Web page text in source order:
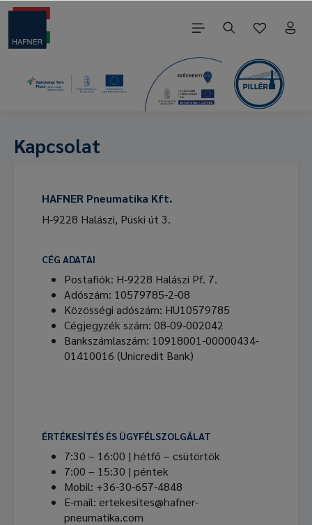
Kapcsolat
HAFNER Pneumatika Kft.
H-9228 Halászi, Püski út 3.
CÉG ADATAI
Postafiók: H-9228 Halászi Pf. 7.
Adószám: 10579785-2-08
Közösségi adószám: HU10579785
Cégjegyzék szám: 08-09-002042
Bankszámlaszám: 10918001-00000434-
01410016 (Unicredit Bank)
ÉRTÉKESÍTÉS ÉS ÜGYFÉLSZOLGÁLAT
7:30 – 16:00 | hétfő – csütörtök
7:00 – 15:30 | péntek
Mobil: +36-30-657-4848
E-mail: ertekesites@hafner-
pneumatika.com